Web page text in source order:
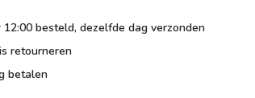
12:00 besteld, dezelfde dag verzonden
retourneren
betalen